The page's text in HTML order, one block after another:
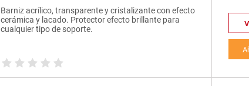
Barniz acrílico, transparente y cristalizante con efecto
cerámica y lacado. Protector efecto brillante para
cualquier tipo de soporte.